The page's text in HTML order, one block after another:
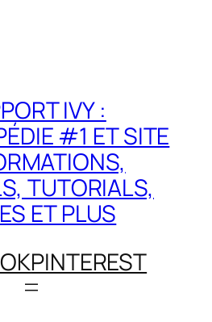
IVY :
#1 ET SITE
TUTORIALS,
ET PLUS
PINTEREST